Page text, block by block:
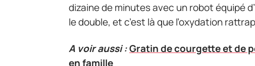
dizaine de minutes avec un robot équipé
le double, et c’est là que l’oxydation
A voir aussi :Gratin de courgette et de
en famille